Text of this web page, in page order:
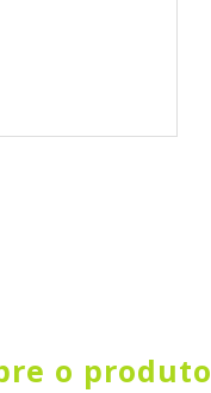
o produto